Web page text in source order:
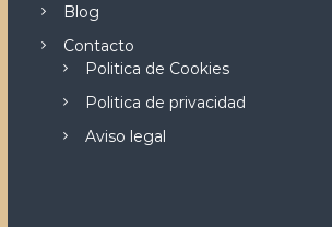
Blog
Contacto
Politica de Cookies
Politica de privacidad
Aviso legal